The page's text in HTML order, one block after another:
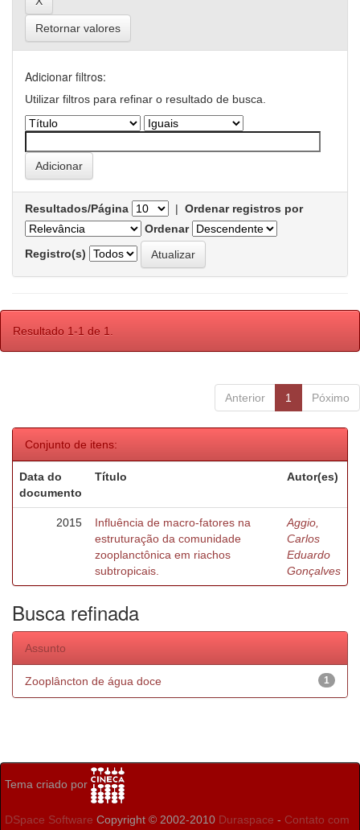
Retornar valores
Adicionar filtros:
Utilizar filtros para refinar o resultado de busca.
Resultados/Página | Ordenar registros por
Ordenar
Registro(s)
Resultado 1-1 de 1.
Anterior 1 Póximo
Conjunto de itens:
Data do
documento
Título Autor(es)
2015
Influência de macro-fatores na
estruturação da comunidade
zooplanctônica em riachos
subtropicais.
Aggio,
Carlos
Eduardo
Gonçalves
Busca refinada
Assunto
1
Zooplâncton de água doce
Tema criado por
DSpace Software Copyright © 2002-2010 Duraspace - Contato com